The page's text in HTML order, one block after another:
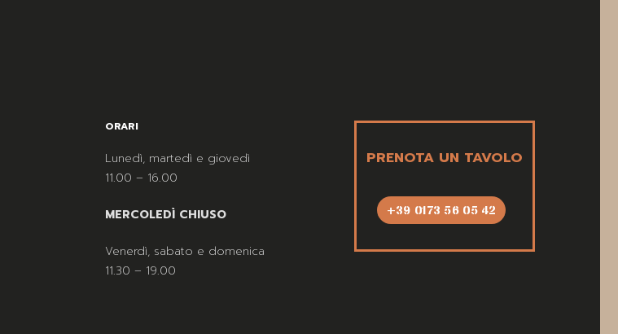
ORARI
Lunedì, martedì e giovedì
11.00 – 16.00
MERCOLEDÌ CHIUSO
Venerdì, sabato e domenica
11.30 – 19.00
PRENOTA UN TAVOLO
+39 0173 56 05 42